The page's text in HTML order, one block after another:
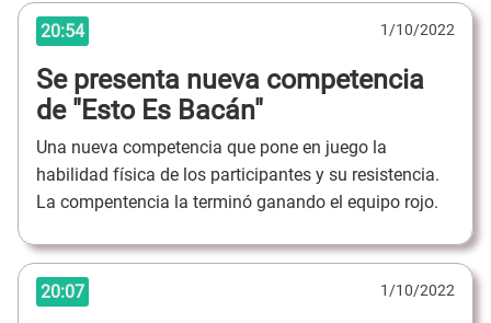
20:54 1/10/2022
Se presenta nueva competencia
de "Esto Es Bacán"
Una nueva competencia que pone en juego la
habilidad física de los participantes y su resistencia.
La compentencia la terminó ganando el equipo rojo.
20:07 1/10/2022